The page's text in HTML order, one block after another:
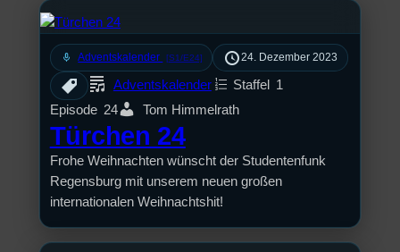
mic Adventskalender [S1/E24] 24. Dezember 2023
Adventskalender Staffel
1
Episode 24 Tom Himmelrath
Türchen 24
Frohe Weihnachten wünscht der Studentenfunk
Regensburg mit unserem neuen großen
internationalen Weihnachtshit!